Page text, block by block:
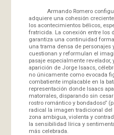
Armando Romero
adquiere una cohesión
los acontecimientos bélicos,
fratricida. La conexión entre los
garantiza una continuidad
una trama densa de personajes
cuestionan y reformulan el
pasaje especialmente revelador,
aparición de Jorge Isaacs,
no únicamente como evocada
combatiente implacable en la
representación donde Isaacs
matorrales, disparando sin
rostro romántico y bondadoso”
radical la imagen tradicional del
zona ambigua, violenta y
la sensibilidad lírica y
más celebrada.